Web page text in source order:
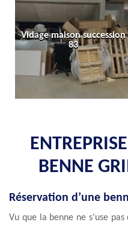
Vidage maison succession
83
BENNE
Réservation d’une
Vu que la benne ne s’use